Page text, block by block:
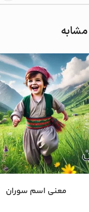
معنی اسم سوران